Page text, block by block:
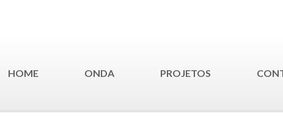
HOME ONDA PROJETOS